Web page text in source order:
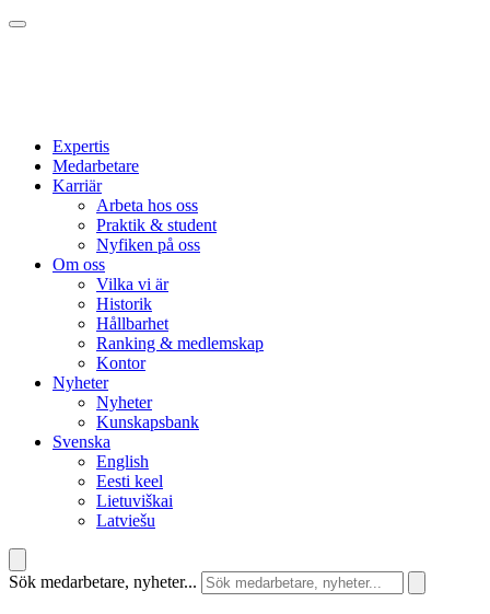
Expertis
Medarbetare
Karriär
Arbeta hos oss
Praktik & student
Nyfiken på oss
Om oss
Vilka vi är
Historik
Hållbarhet
Ranking & medlemskap
Kontor
Nyheter
Nyheter
Kunskapsbank
Svenska
English
Eesti keel
Lietuviškai
Latviešu
Sök medarbetare, nyheter...